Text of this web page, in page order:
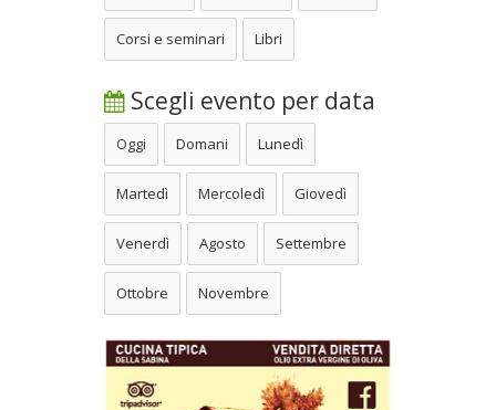
Corsi e seminari Libri
Scegli evento per data
Oggi Domani Lunedì
Martedì Mercoledì Giovedì
Venerdì Agosto Settembre
Ottobre Novembre